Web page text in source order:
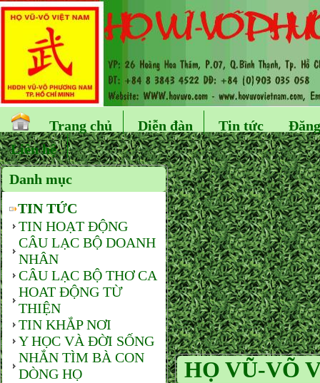
Trang chủ Diễn đàn Tin tức
Liên hệ
Danh mục
TIN TỨC
TIN HOẠT ĐỘNG
CÂU LẠC BỘ DOANH
NHÂN
CÂU LẠC BỘ THƠ CA
HOAT ĐỘNG TỪ
THIỆN
TIN KHẮP NƠI
Y HỌC VÀ ĐỜI SỐNG
NHẮN TÌM BÀ CON
DÒNG HỌ
HỌ VŨ-VÕ